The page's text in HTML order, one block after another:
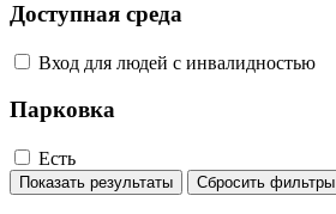
Доступная среда
Вход для людей с инвалидностью
Парковка
Есть
Показать результаты Сбросить фильтры